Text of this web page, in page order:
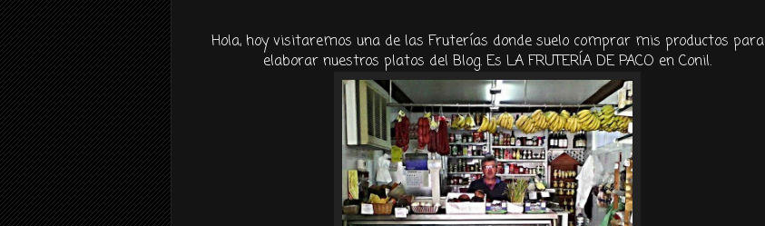
Hola, hoy visitaremos una de las Fruterías donde suelo comprar mis productos para
elaborar nuestros platos del Blog. Es LA FRUTERÍA DE PACO en Conil.